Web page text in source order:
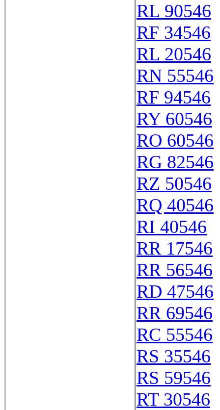
RL 90546
RF 34546
RL 20546
RN 55546
RF 94546
RY 60546
RO 60546
RG 82546
RZ 50546
RQ 40546
RI 40546
RR 17546
RR 56546
RD 47546
RR 69546
RC 55546
RS 35546
RS 59546
RT 30546